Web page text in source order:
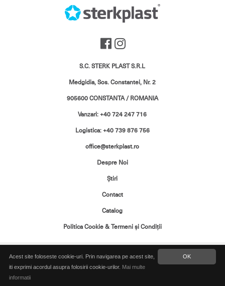
S.C. STERK PLAST S.R.L
Medgidia, Sos. Constantei, Nr. 2
905600 CONSTANTA / ROMANIA
Vanzari: +40 724 247 716
Logistica: +40 739 876 756
office@sterkplast.ro
Despre Noi
Ştiri
Contact
Catalog
Politica Cookie & Termeni şi Condiţii
Toate drepturile rezervate. Copyright ©
2026 Sterk Plast
OK
Acest site foloseste cookie-uri. Prin navigarea pe acest site,
iti exprimi acordul asupra folosirii cookie-urilor. Mai multe
informatii